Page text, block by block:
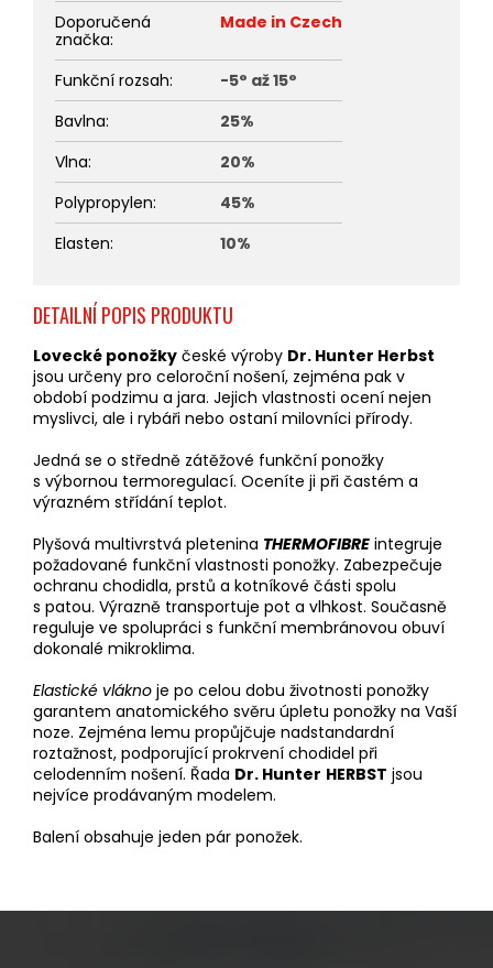
DETAILNÍ POPIS PRODUKTU
Lovecké ponožky české výroby Dr. Hunter Herbst
jsou určeny pro celoroční nošení, zejména pak v
období podzimu a jara. Jejich vlastnosti ocení nejen
myslivci, ale i rybáři nebo ostaní milovníci přírody.
Jedná se o středně zátěžové funkční ponožky
s výbornou termoregulací. Oceníte ji při častém a
výrazném střídání teplot.
Plyšová multivrstvá pletenina THERMOFIBRE integruje
požadované funkční vlastnosti ponožky. Zabezpečuje
ochranu chodidla, prstů a kotníkové části spolu
s patou. Výrazně transportuje pot a vlhkost. Současně
reguluje ve spolupráci s funkční membránovou obuví
dokonalé mikroklima.
Elastické vlákno je po celou dobu životnosti ponožky
garantem anatomického svěru úpletu ponožky na Vaší
noze. Zejména lemu propůjčuje nadstandardní
roztažnost, podporující prokrvení chodidel při
celodenním nošení. Řada Dr. Hunter HERBST jsou
nejvíce prodávaným modelem.
Balení obsahuje jeden pár ponožek.
Doporučená
značka:
Made in Czech
Funkční rozsah:
-5° až 15°
Bavlna:
25%
Vlna:
20%
Polypropylen:
45%
Elasten: 10%